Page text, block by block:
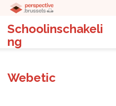
Schoolinschakeli
ng
Webetic